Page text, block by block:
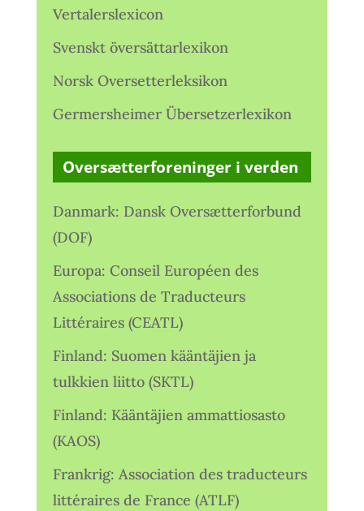
Vertalerslexicon
Svenskt översättarlexikon
Norsk Oversetterleksikon
Germersheimer Übersetzerlexikon
Oversætterforeninger i verden
Danmark: Dansk Oversætterforbund
(DOF)
Europa: Conseil Européen des
Associations de Traducteurs
Littéraires (CEATL)
Finland: Suomen kääntäjien ja
tulkkien liitto (SKTL)
Finland: Kääntäjien ammattiosasto
(KAOS)
Frankrig: Association des traducteurs
littéraires de France (ATLF)